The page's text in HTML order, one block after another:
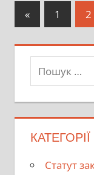
Пагінація
«Попередні
записи
1 2
Пошук:
КАТЕГОРІЇ
Cтатут